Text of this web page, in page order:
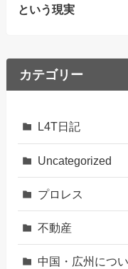
という現実
カテゴリー
L4T日記
Uncategorized
プロレス
不動産
中国・広州につ